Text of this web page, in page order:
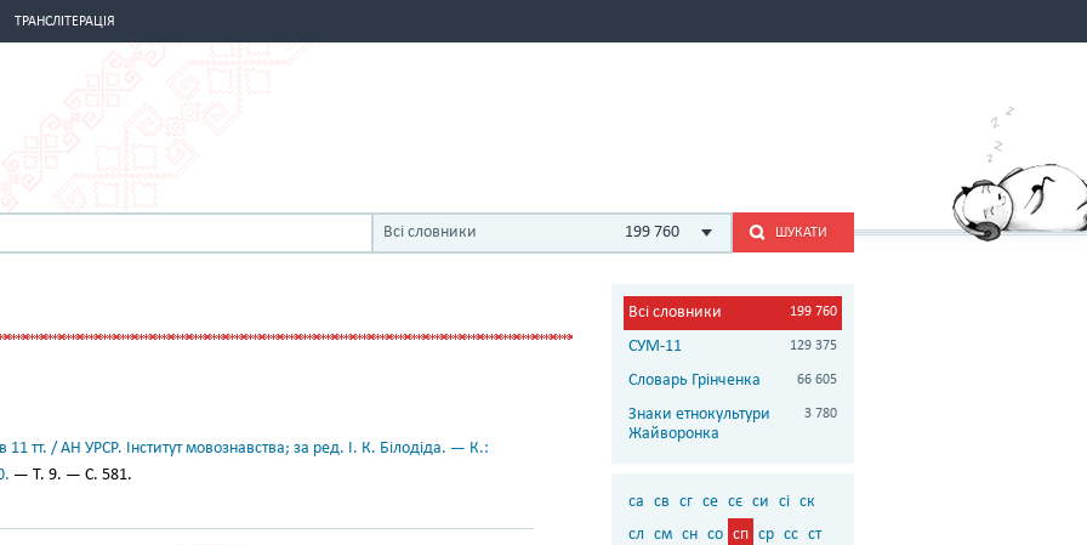
ТРАНСЛІТЕРАЦІЯ
Всі словники 199 760 ШУКАТИ
11 тт. / АН УРСР. Інститут мовознавства; за ред. І. К. Білодіда. — К.:
— Т. 9. — С. 581.
Всі словники 199 760
СУМ-11 129 375
Словарь Грінченка 66 605
Знаки етнокультури
Жайворонка
3 780
са св сг се сє си сі ск
сл см сн со сп ср сс ст